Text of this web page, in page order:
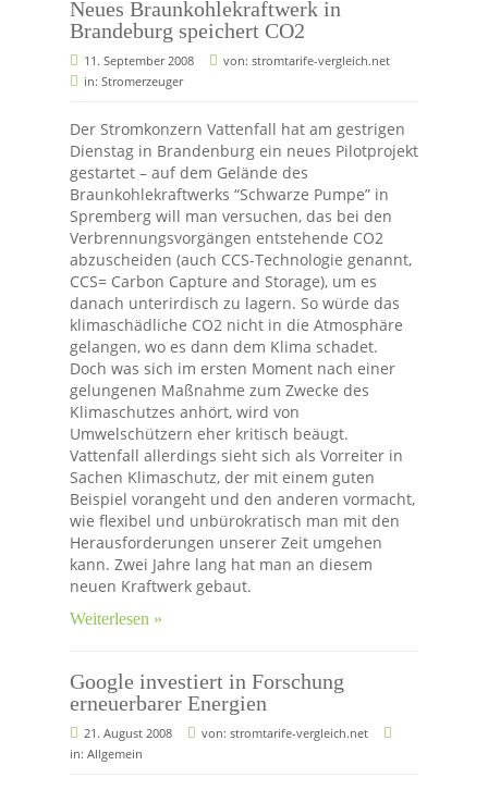
Neues Braunkohlekraftwerk in
Brandeburg speichert CO2
11. September 2008 von: stromtarife-vergleich.net
in: Stromerzeuger
Der Stromkonzern Vattenfall hat am gestrigen
Dienstag in Brandenburg ein neues Pilotprojekt
gestartet – auf dem Gelände des
Braunkohlekraftwerks “Schwarze Pumpe” in
Spremberg will man versuchen, das bei den
Verbrennungsvorgängen entstehende CO2
abzuscheiden (auch CCS-Technologie genannt,
CCS= Carbon Capture and Storage), um es
danach unterirdisch zu lagern. So würde das
klimaschädliche CO2 nicht in die Atmosphäre
gelangen, wo es dann dem Klima schadet.
Doch was sich im ersten Moment nach einer
gelungenen Maßnahme zum Zwecke des
Klimaschutzes anhört, wird von
Umwelschützern eher kritisch beäugt.
Vattenfall allerdings sieht sich als Vorreiter in
Sachen Klimaschutz, der mit einem guten
Beispiel vorangeht und den anderen vormacht,
wie flexibel und unbürokratisch man mit den
Herausforderungen unserer Zeit umgehen
kann. Zwei Jahre lang hat man an diesem
neuen Kraftwerk gebaut.
Weiterlesen »
Google investiert in Forschung
erneuerbarer Energien
21. August 2008 von: stromtarife-vergleich.net
in: Allgemein